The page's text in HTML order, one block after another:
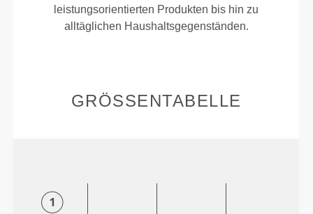
leistungsorientierten Produkten bis hin zu
alltäglichen Haushaltsgegenständen.
GRÖSSENTABELLE